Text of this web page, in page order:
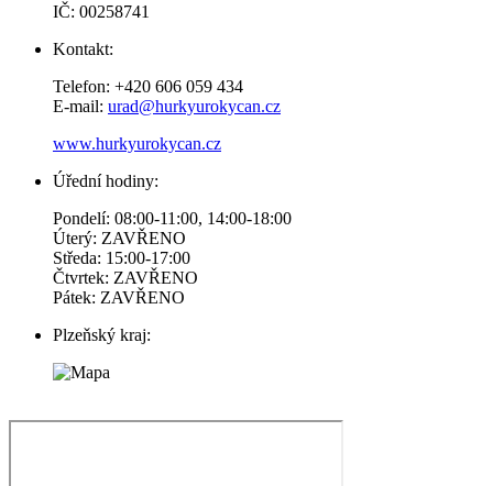
IČ: 00258741
Kontakt:
Telefon: +420 606 059 434
E-mail: urad@hurkyurokycan.cz
www.hurkyurokycan.cz
Úřední hodiny:
Pondelí: 08:00-11:00, 14:00-18:00
Úterý: ZAVŘENO
Středa: 15:00-17:00
Čtvrtek: ZAVŘENO
Pátek: ZAVŘENO
Plzeňský kraj: